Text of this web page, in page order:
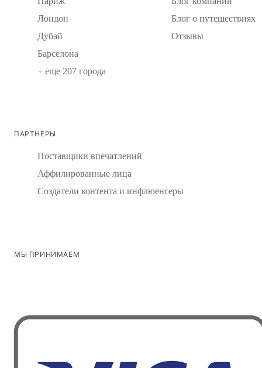
Лондон
Дубай
Барселона
+ еще 207 города
Блог о путешествиях
Отзывы
ПАРТНЕРЫ
Поставщики впечатлений
Аффилированные лица
Создатели контента и инфлюенсеры
МЫ ПРИНИМАЕМ